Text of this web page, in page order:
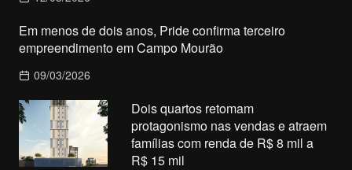
Em menos de dois anos, Pride confirma terceiro
empreendimento em Campo Mourão
09/03/2026
Dois quartos retomam
protagonismo nas vendas e atraem
famílias com renda de R$ 8 mil a
R$ 15 mil